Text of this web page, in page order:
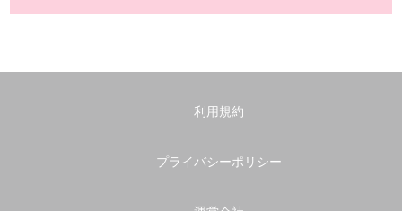
利用規約
プライバシーポリシー